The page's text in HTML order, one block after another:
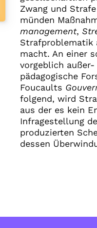
Zwang und
münden
management,
Strafproblematik
macht. An einer
vorgeblich
pädagogische
Foucaults
folgend, wird
aus der es kein
Infragestellung
produzierten
dessen